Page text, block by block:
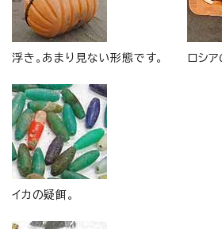
浮き。あまり見ない形態です。 ロシ
イカの疑餌。